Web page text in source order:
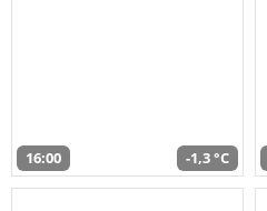
16:00 -1,3 °C